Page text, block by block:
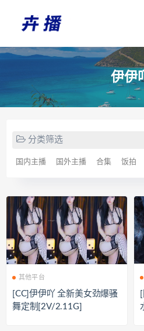
伊伊
分类筛选
国内主播 国外主播 合集 饭拍
其他平台
[CC]伊伊吖 全新美女劲爆骚
舞定制[2V/2.11G]